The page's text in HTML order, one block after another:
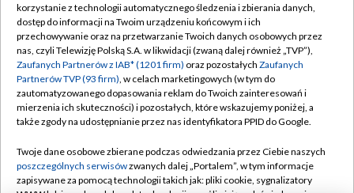
TVP
Abonament TVP
Emisja w TVP
Centrum informacji TVP
Naziemna Telewizja Cyfrowa
Rada Programowa
System NOS
Regulamin TVP
Polityka prywatności
Moje zgody
Pomoc
Kontakt
korzystanie z technologii automatycznego śledzenia i zbierania danych,
dostęp do informacji na Twoim urządzeniu końcowym i ich
przechowywanie oraz na przetwarzanie Twoich danych osobowych przez
nas, czyli Telewizję Polską S.A. w likwidacji (zwaną dalej również „TVP”),
Zaufanych Partnerów z IAB* (1201 firm) oraz pozostałych Zaufanych
Partnerów TVP (93 firm), w celach marketingowych (w tym do
zautomatyzowanego dopasowania reklam do Twoich zainteresowań i
mierzenia ich skuteczności) i pozostałych, które wskazujemy poniżej, a
także zgody na udostępnianie przez nas identyfikatora PPID do Google.
Twoje dane osobowe zbierane podczas odwiedzania przez Ciebie naszych
poszczególnych serwisówzwanych dalej „Portalem”, w tym informacje
zapisywane za pomocą technologii takich jak: pliki cookie, sygnalizatory